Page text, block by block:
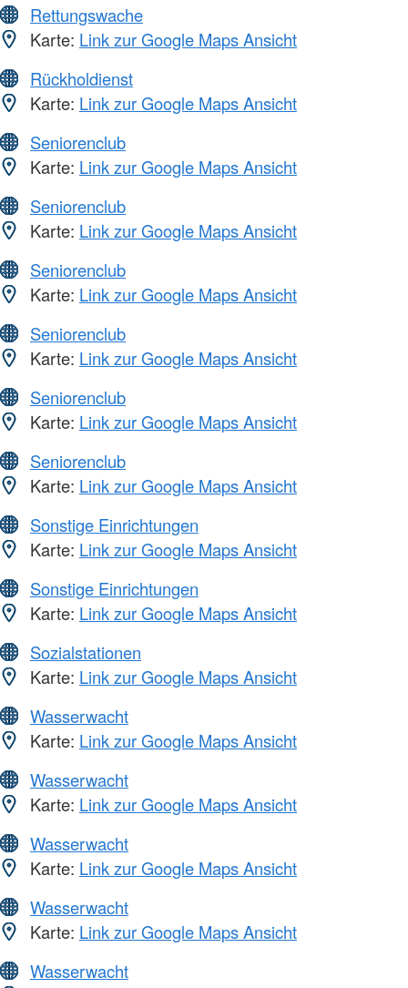
Rettungswache
Karte: Link zur Google Maps Ansicht
Rückholdienst
Karte: Link zur Google Maps Ansicht
Seniorenclub
Karte: Link zur Google Maps Ansicht
Seniorenclub
Karte: Link zur Google Maps Ansicht
Seniorenclub
Karte: Link zur Google Maps Ansicht
Seniorenclub
Karte: Link zur Google Maps Ansicht
Seniorenclub
Karte: Link zur Google Maps Ansicht
Seniorenclub
Karte: Link zur Google Maps Ansicht
Sonstige Einrichtungen
Karte: Link zur Google Maps Ansicht
Sonstige Einrichtungen
Karte: Link zur Google Maps Ansicht
Sozialstationen
Karte: Link zur Google Maps Ansicht
Wasserwacht
Karte: Link zur Google Maps Ansicht
Wasserwacht
Karte: Link zur Google Maps Ansicht
Wasserwacht
Karte: Link zur Google Maps Ansicht
Wasserwacht
Karte: Link zur Google Maps Ansicht
Wasserwacht